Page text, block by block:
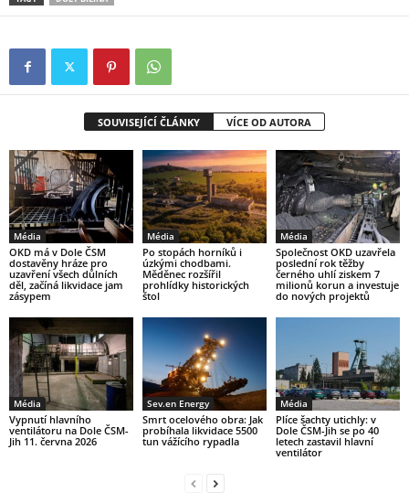
SOUVISEJÍCÍ ČLÁNKY VÍCE OD AUTORA
Média
OKD má v Dole ČSM
dostavěny hráze pro
uzavření všech důlních
děl, začíná likvidace jam
zásypem
Média
Po stopách horníků i
úzkými chodbami.
Měděnec rozšířil
prohlídky historických
štol
Média
Společnost OKD uzavřela
poslední rok těžby
černého uhlí ziskem 7
milionů korun a investuje
do nových projektů
Média
Vypnutí hlavního
ventilátoru na Dole ČSM-
Jih 11. června 2026
Sev.en Energy
Smrt ocelového obra: Jak
probíhala likvidace 5500
tun vážícího rypadla
Média
Plíce šachty utichly: v
Dole ČSM-Jih se po 40
letech zastavil hlavní
ventilátor